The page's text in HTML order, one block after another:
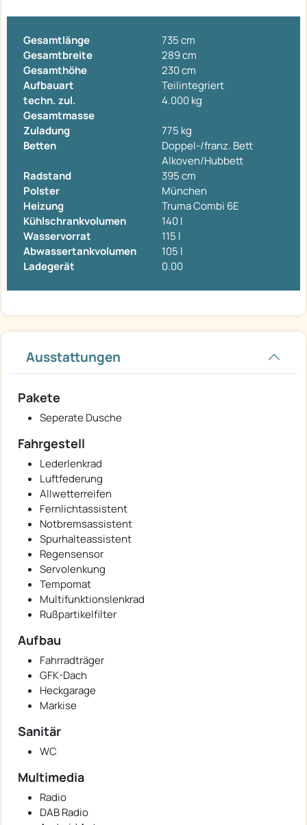
Gesamtlänge
735 cm
Gesamtbreite
289 cm
Gesamthöhe
230 cm
Aufbauart
Teilintegriert
techn. zul.
Gesamtmasse
4.000 kg
Zuladung
775 kg
Betten
Doppel-/franz. Bett
Alkoven/Hubbett
Radstand
395 cm
Polster
München
Heizung
Truma Combi 6E
Kühlschrankvolumen
140 l
Wasservorrat
115 l
Abwassertankvolumen
105 l
Ladegerät
0.00
Ausstattungen
Pakete
Seperate Dusche
Fahrgestell
Lederlenkrad
Luftfederung
Allwetterreifen
Fernlichtassistent
Notbremsassistent
Spurhalteassistent
Regensensor
Servolenkung
Tempomat
Multifunktionslenkrad
Rußpartikelfilter
Aufbau
Fahrradträger
GFK-Dach
Heckgarage
Markise
Sanitär
WC
Multimedia
Radio
DAB Radio